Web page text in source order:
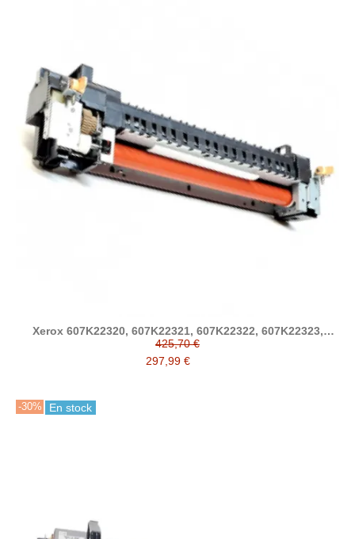
Xerox 607K22320, 607K22321, 607K22322, 607K22323,
607K22324, 607K22325 fusor compatible
425,70 €
297,99 €
-30% En stock